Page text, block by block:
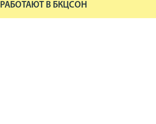
РАБОТАЮТ В БКЦСОН